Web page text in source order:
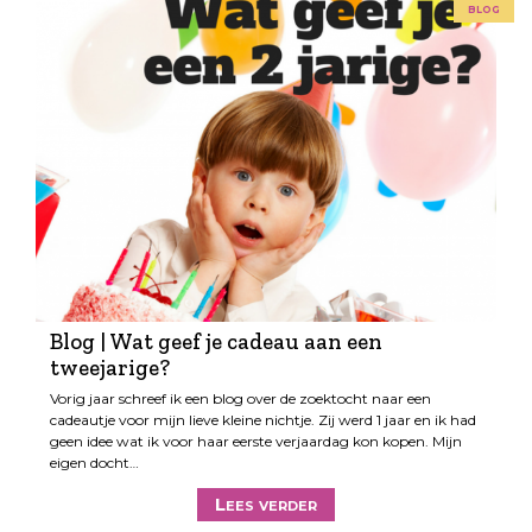
blog
Blog | Wat geef je cadeau aan een
tweejarige?
Vorig jaar schreef ik een blog over de zoektocht naar een
cadeautje voor mijn lieve kleine nichtje. Zij werd 1 jaar en ik had
geen idee wat ik voor haar eerste verjaardag kon kopen. Mijn
eigen docht…
Lees verder